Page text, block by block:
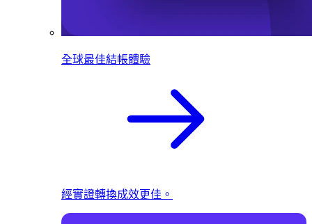
全球最佳結帳體驗
經實證轉換成效更佳。